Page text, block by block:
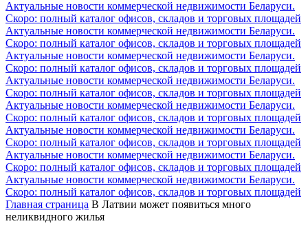
Актуальные новости коммерческой недвижимости Беларуси.
Скоро: полный каталог офисов, складов и торговых площадей
Актуальные новости коммерческой недвижимости Беларуси.
Скоро: полный каталог офисов, складов и торговых площадей
Актуальные новости коммерческой недвижимости Беларуси.
Скоро: полный каталог офисов, складов и торговых площадей
Актуальные новости коммерческой недвижимости Беларуси.
Скоро: полный каталог офисов, складов и торговых площадей
Актуальные новости коммерческой недвижимости Беларуси.
Скоро: полный каталог офисов, складов и торговых площадей
Актуальные новости коммерческой недвижимости Беларуси.
Скоро: полный каталог офисов, складов и торговых площадей
Актуальные новости коммерческой недвижимости Беларуси.
Скоро: полный каталог офисов, складов и торговых площадей
Актуальные новости коммерческой недвижимости Беларуси.
Скоро: полный каталог офисов, складов и торговых площадей
Главная страница В Латвии может появиться много
неликвидного жилья